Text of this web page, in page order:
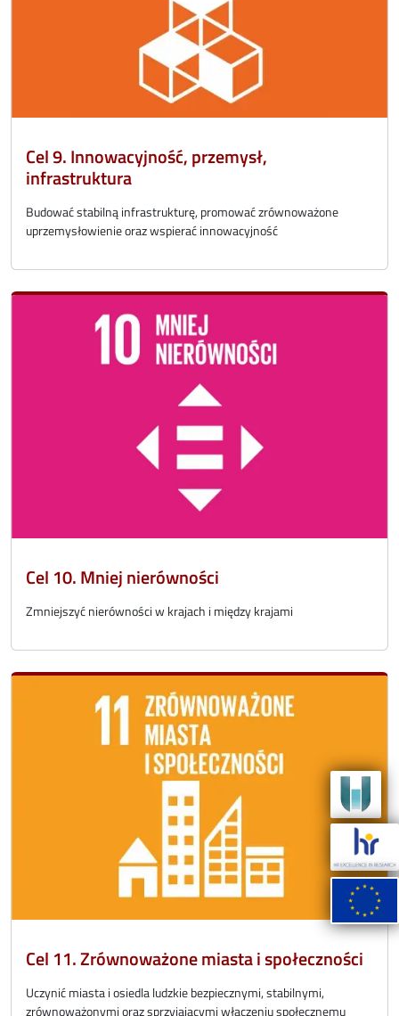
Cel 9. Innowacyjność, przemysł,
infrastruktura
Budować stabilną infrastrukturę, promować zrównoważone
uprzemysłowienie oraz wspierać innowacyjność
Cel 10. Mniej nierówności
Zmniejszyć nierówności w krajach i między krajami
Cel 11. Zrównoważone miasta i społeczności
Uczynić miasta i osiedla ludzkie bezpiecznymi, stabilnymi,
zrównoważonymi oraz sprzyjającymi włączeniu społecznemu